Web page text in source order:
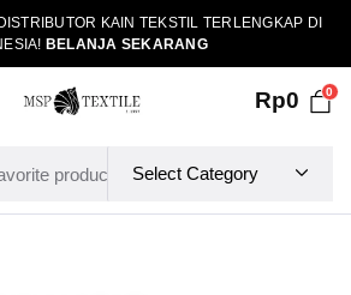
KAIN TEKSTIL TERLENGKAP DI
BELANJA SEKARANG
Rp0 0